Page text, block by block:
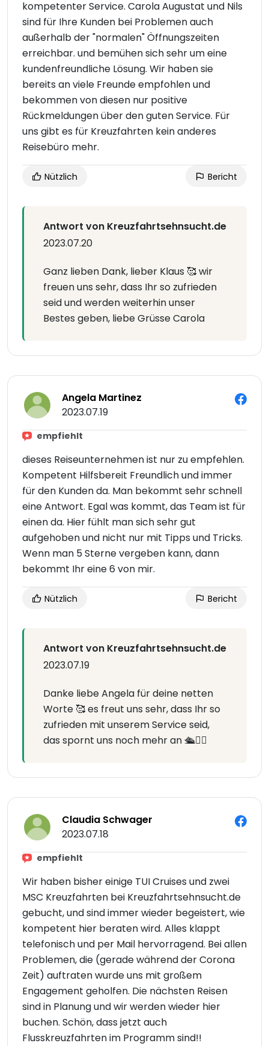
kompetenter Service. Carola Augustat und Nils
sind für Ihre Kunden bei Problemen auch
außerhalb der "normalen" Öffnungszeiten
erreichbar. und bemühen sich sehr um eine
kundenfreundliche Lösung. Wir haben sie
bereits an viele Freunde empfohlen und
bekommen von diesen nur positive
Rückmeldungen über den guten Service. Für
uns gibt es für Kreuzfahrten kein anderes
Reisebüro mehr.
Nützlich Bericht
Antwort von Kreuzfahrtsehnsucht.de
2023.07.20
Ganz lieben Dank, lieber Klaus 🥰 wir
freuen uns sehr, dass Ihr so zufrieden
seid und werden weiterhin unser
Bestes geben, liebe Grüsse Carola
Angela Martinez
2023.07.19
empfiehlt
dieses Reiseunternehmen ist nur zu empfehlen.
Kompetent Hilfsbereit Freundlich und immer
für den Kunden da. Man bekommt sehr schnell
eine Antwort. Egal was kommt, das Team ist für
einen da. Hier fühlt man sich sehr gut
aufgehoben und nicht nur mit Tipps und Tricks.
Wenn man 5 Sterne vergeben kann, dann
bekommt Ihr eine 6 von mir.
Nützlich Bericht
Antwort von Kreuzfahrtsehnsucht.de
2023.07.19
Danke liebe Angela für deine netten
Worte 🥰 es freut uns sehr, dass Ihr so
zufrieden mit unserem Service seid,
das spornt uns noch mehr an 🛳👍🏻
Claudia Schwager
2023.07.18
empfiehlt
Wir haben bisher einige TUI Cruises und zwei
MSC Kreuzfahrten bei Kreuzfahrtsehnsucht.de
gebucht, und sind immer wieder begeistert, wie
kompetent hier beraten wird. Alles klappt
telefonisch und per Mail hervorragend. Bei allen
Problemen, die (gerade während der Corona
Zeit) auftraten wurde uns mit großem
Engagement geholfen. Die nächsten Reisen
sind in Planung und wir werden wieder hier
buchen. Schön, dass jetzt auch
Flusskreuzfahrten im Programm sind!!